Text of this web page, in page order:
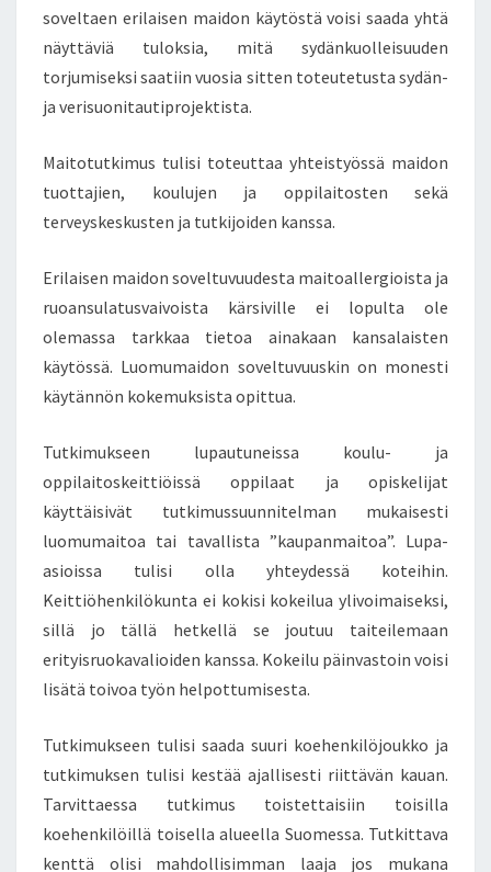
T
U
T
K
U
S
!
soveltaen erilaisen maidon käytöstä voisi saada yhtä
näyttäviä tuloksia, mitä sydänkuolleisuuden
torjumiseksi saatiin vuosia sitten toteutetusta sydän-
ja verisuonitautiprojektista.
Maitotutkimus tulisi toteuttaa yhteistyössä maidon
tuottajien, koulujen ja oppilaitosten sekä
terveyskeskusten ja tutkijoiden kanssa.
Erilaisen maidon soveltuvuudesta maitoallergioista ja
ruoansulatusvaivoista kärsiville ei lopulta ole
olemassa tarkkaa tietoa ainakaan kansalaisten
käytössä. Luomumaidon soveltuvuuskin on monesti
käytännön kokemuksista opittua.
Tutkimukseen lupautuneissa koulu- ja
oppilaitoskeittiöissä oppilaat ja opiskelijat
käyttäisivät tutkimussuunnitelman mukaisesti
luomumaitoa tai tavallista ”kaupanmaitoa”. Lupa-
asioissa tulisi olla yhteydessä koteihin.
Keittiöhenkilökunta ei kokisi kokeilua ylivoimaiseksi,
sillä jo tällä hetkellä se joutuu taiteilemaan
erityisruokavalioiden kanssa. Kokeilu päinvastoin voisi
lisätä toivoa työn helpottumisesta.
Tutkimukseen tulisi saada suuri koehenkilöjoukko ja
tutkimuksen tulisi kestää ajallisesti riittävän kauan.
Tarvittaessa tutkimus toistettaisiin toisilla
koehenkilöillä toisella alueella Suomessa. Tutkittava
kenttä olisi mahdollisimman laaja jos mukana